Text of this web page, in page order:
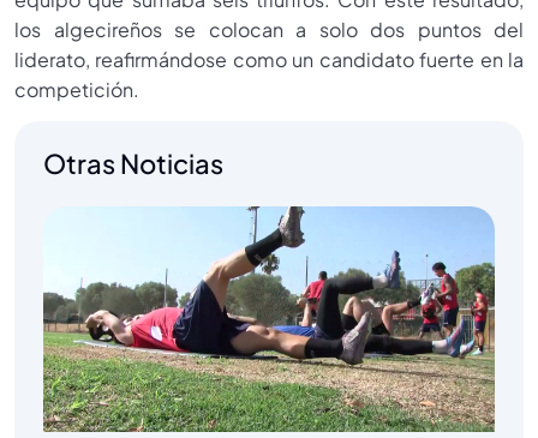
los algecireños se colocan a solo dos puntos del
liderato, reafirmándose como un candidato fuerte en la
competición.
Otras Noticias